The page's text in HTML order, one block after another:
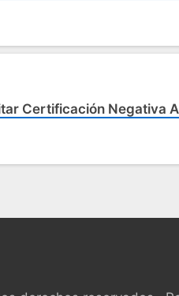
Certificación Negativa